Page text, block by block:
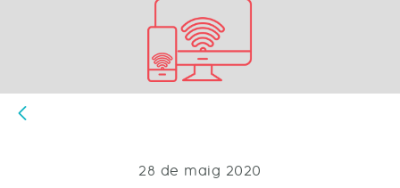
28 de maig 2020